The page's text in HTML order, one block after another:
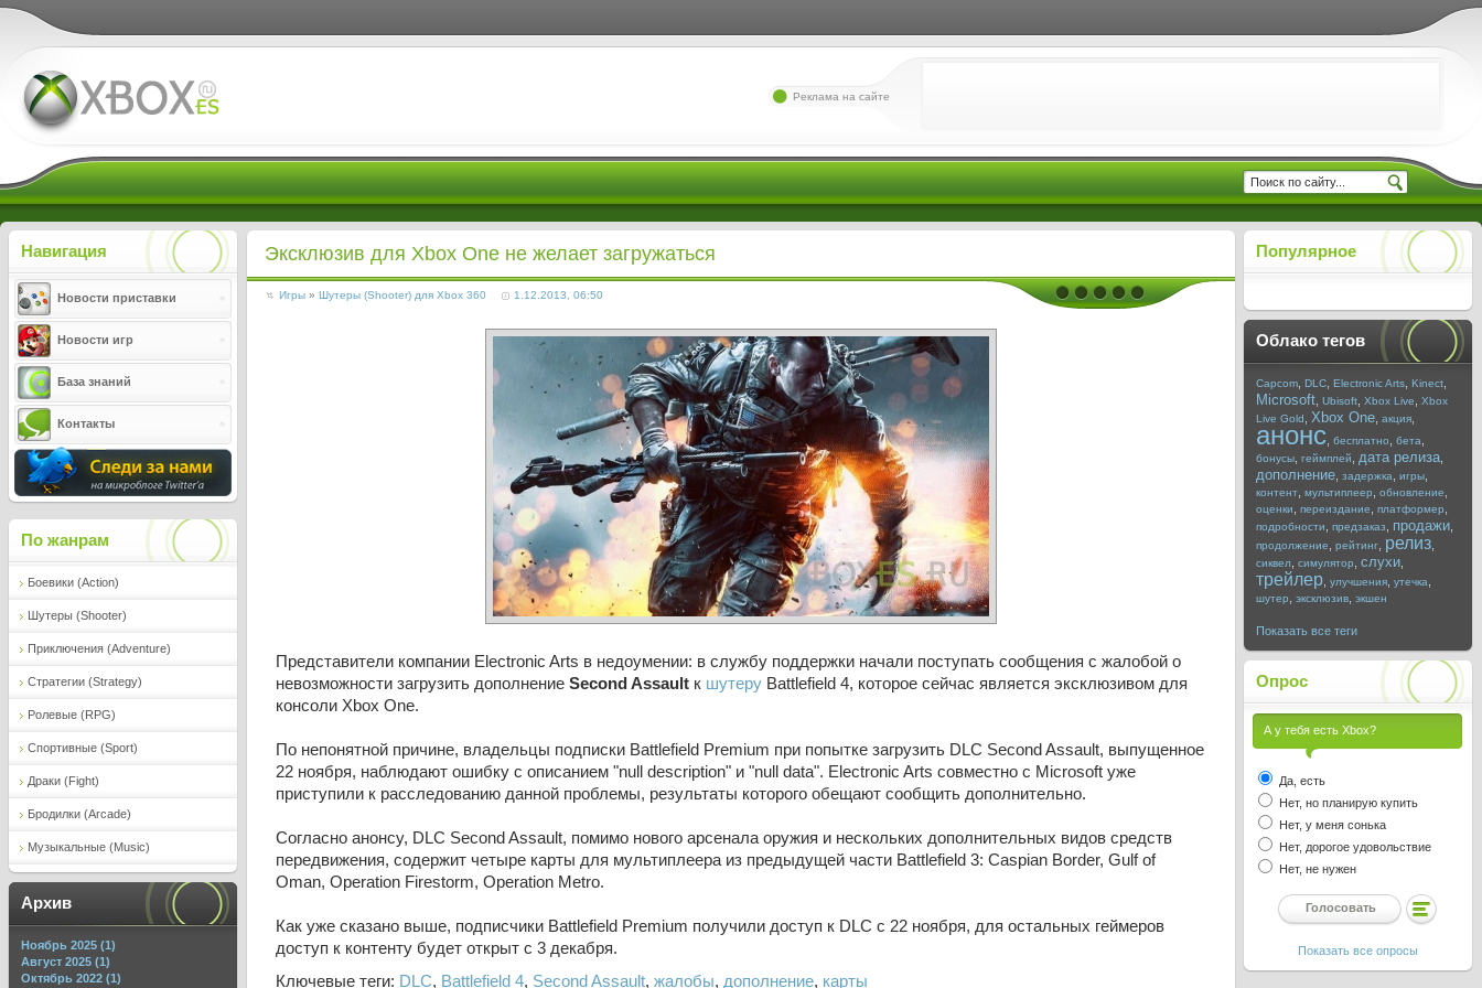
Реклама на сайте
Эксклюзив для Xbox One не желает загружаться
Игры » Шутеры (Shooter) для Xbox 360 1.12.2013, 06:50
Представители компании Electronic Arts в недоумении: в службу поддержки начали поступать сообщения с жалобой о
невозможности загрузить дополнение Second Assault к шутеру Battlefield 4, которое сейчас является эксклюзивом для
консоли Xbox One.
По непонятной причине, владельцы подписки Battlefield Premium при попытке загрузить DLC Second Assault, выпущенное
22 ноября, наблюдают ошибку с описанием "null description" и "null data". Electronic Arts совместно с Microsoft уже
приступили к расследованию данной проблемы, результаты которого обещают сообщить дополнительно.
Согласно анонсу, DLC Second Assault, помимо нового арсенала оружия и нескольких дополнительных видов средств
передвижения, содержит четыре карты для мультиплеера из предыдущей части Battlefield 3: Caspian Border, Gulf of
Oman, Operation Firestorm, Operation Metro.
Как уже сказано выше, подписчики Battlefield Premium получили доступ к DLC с 22 ноября, для остальных геймеров
доступ к контенту будет открыт с 3 декабря.
Ключевые теги: DLC, Battlefield 4, Second Assault, жалобы, дополнение, карты
Популярное
Облако тегов
Capcom DLC Electronic Arts Kinect
Microsoft Ubisoft Xbox Live
Xbox
Live Gold
Xbox One акция
анонс бесплатно бета
бонусы геймплей дата релиза
дополнение задержка игры
контент мультиплеер обновление
оценки переиздание платформер
подробности предзаказ продажи
продолжение рейтинг релиз
сиквел симулятор слухи
трейлер улучшения утечка
шутер эксклюзив экшен
Показать все теги
Опрос
А у тебя есть Xbox?
Да, есть
Нет, но планирую купить
Нет, у меня сонька
Нет, дорогое удовольствие
Нет, не нужен
Показать все опросы
Навигация
Новости приставки
Новости игр
База знаний
Контакты
По жанрам
Боевики (Action)
Шутеры (Shooter)
Приключения (Adventure)
Стратегии (Strategy)
Ролевые (RPG)
Спортивные (Sport)
Драки (Fight)
Бродилки (Arcade)
Музыкальные (Music)
Архив
Ноябрь 2025 (1)
Август 2025 (1)
Октябрь 2022 (1)